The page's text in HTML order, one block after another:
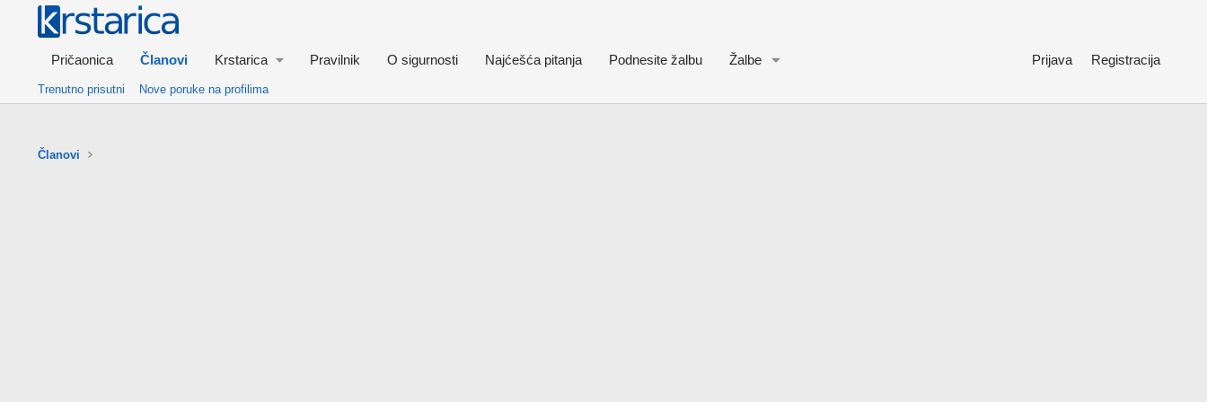
Pričaonica Članovi Krstarica Pravilnik O sigurnosti Najćešća pitanja Podnesite žalbu Žalbe Prijava Registracija
Trenutno prisutni Nove poruke na profilima
Članovi